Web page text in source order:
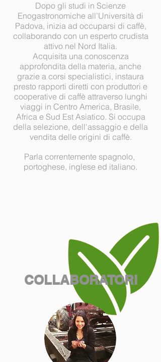
Dopo gli studi in Scienze
Enogastronomiche all’Università di
Padova, inizia ad occuparsi di caffè,
collaborando con un esperto crudista
attivo nel Nord Italia.
Acquisita una conoscenza
approfondita della materia, anche
grazie a corsi specialistici, instaura
presto rapporti diretti con produttori e
cooperative di caffè attraverso lunghi
viaggi in Centro America, Brasile,
Africa e Sud Est Asiatico. Si occupa
della selezione, dell'assaggio e della
vendita delle origini di caffè.
Parla correntemente spagnolo,
portoghese, inglese ed italiano.
COLLABORATORI